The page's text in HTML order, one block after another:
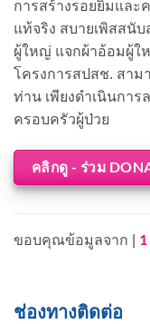
การสร้างรอยยิ้มและ
แท้จริง สบายเพิสสนั
ผู้ใหญ่ แจกผ้าอ้อมผู้ใ
โครงการสปสช. สาม
ท่าน เพียงดำเนินการ
ครอบครัวผู้ป่วย
คลิกดู - ร่วม
ขอบคุณข้อมูลจาก | 1
ช่องทางติดต่อ